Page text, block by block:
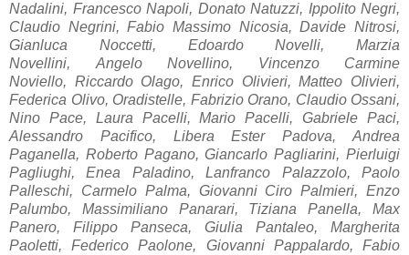
Nadalini, Francesco Napoli, Donato Natuzzi, Ippolito Negri,
Claudio Negrini, Fabio Massimo Nicosia, Davide Nitrosi,
Gianluca Noccetti, Edoardo Novelli, Marzia
Novellini, Angelo Novellino, Vincenzo Carmine
Noviello, Riccardo Olago,Enrico Olivieri, Matteo Olivieri,
Federica Olivo, Oradistelle, Fabrizio Orano, Claudio Ossani,
Nino Pace, Laura Pacelli, Mario Pacelli, Gabriele Paci,
Alessandro Pacifico, Libera Ester Padova, Andrea
Paganella, Roberto Pagano, Giancarlo Pagliarini, Pierluigi
Pagliughi, Enea Paladino, Lanfranco Palazzolo, Paolo
Palleschi, Carmelo Palma, Giovanni Ciro Palmieri, Enzo
Palumbo, Massimiliano Panarari, Tiziana Panella,Max
Panero, Filippo Panseca, Giulia Pantaleo, Margherita
Paoletti, Federico Paolone, Giovanni Pappalardo, Fabio